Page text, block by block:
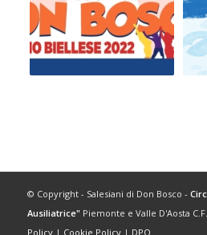
© Copyright - Salesiani di Don Bosco -
Ausiliatrice" Piemonte e Valle D'Aosta
Policy| Cookie Policy| DPO